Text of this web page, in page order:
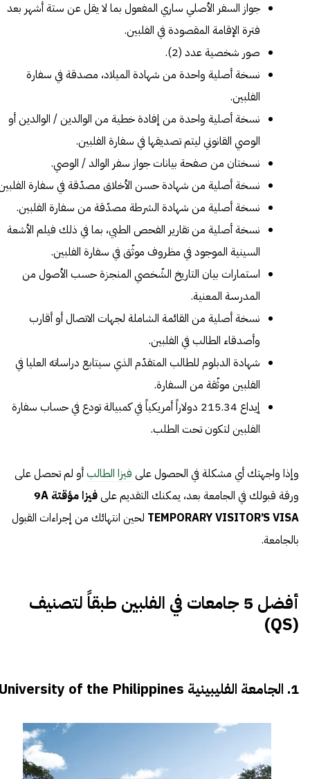
جواز السفر الأصلي ساري المفعول بما لا يقل عن ستة أشهر بعد
فترة الإقامة المقصودة في الفلبين.
صور شخصية عدد (2).
نسخة أصلية واحدة من شهادة الميلاد، مصدقة في سفارة
الفلبين.
نسخة أصلية واحدة من إفادة خطية من الوالدين / الوالدين أو
الوصي القانوني ليتم تصديقها في سفارة الفلبين.
نسختان من صفحة بيانات جواز سفر الوالد / الوصي.
نسخة أصلية من شهادة حسن الأخلاق مصدّقة في سفارة
نسخة أصلية من شهادة الشرطة مصدّقة من سفارة الفلبين.
نسخة أصلية من تقارير الفحص الطبي، بما في ذلك فيلم الأشعة
السينية الموجود في مظروف موثّق في سفارة الفلبين.
استمارات بيان التاريخ الشّخصي المنجزة حسب الأصول من
المدرسة المعنية.
نسخة أصلية من القائمة الشاملة لجهات الاتصال أو أقارب
وأصدقاء الطالب في الفلبين.
شهادة الدبلوم للطالب المتقدّم الذي سيتابع دراساته العليا في
الفلبين موثّقة من السفارة.
إيداع 215.34 دولاراً أمريكياً في كمبيالة تودع في حساب سفارة
الفلبين لتكون تحت الطلب.
وإذا واجهتك أي مشكلة في الحصول على فيزا الطالبأو لم تحصل على
ورقة قبولك في الجامعة بعد، يمكنك التقديم على
فيزا مؤقتة 9A
TEMPORARY VISITOR’S VISA لحين انتهائك من إجراءات القبول
بالجامعة.
أفضل 5 جامعات في الفلبين طبقاً لتصنيف
(QS)
1. الجامعة الفليبينية University of the Philippines